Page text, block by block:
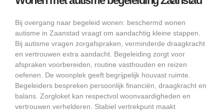
Bij overgang naar begeleid wonen: beschermd wonen
autisme in Zaanstad vraagt om aandachtig kleine stappen.
Bij autisme vragen zorgafspraken, verminderde draagkracht
en vertrouwen extra aandacht. Begeleiding zorgt voor
afspraken voorbereiden, routine vasthouden en reizen
oefenen. De woonplek geeft begrijpelijk houvast ruimte.
Begeleiders bespreken persoonlijk financiën, draagkracht en
balans. Zorgloket kan respectvol woonvaardigheden en
vertrouwen verhelderen. Stabiel vertrekpunt maakt